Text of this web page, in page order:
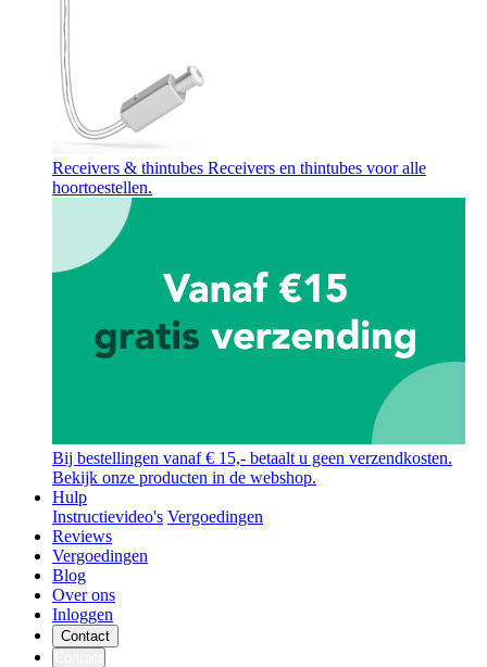
Receivers & thintubes Receivers en thintubes voor alle
hoortoestellen.
Bij bestellingen vanaf € 15,- betaalt u geen verzendkosten.
Bekijk onze producten in de webshop.
Hulp
Instructievideo's Vergoedingen
Reviews
Vergoedingen
Blog
Over ons
Inloggen
Contact